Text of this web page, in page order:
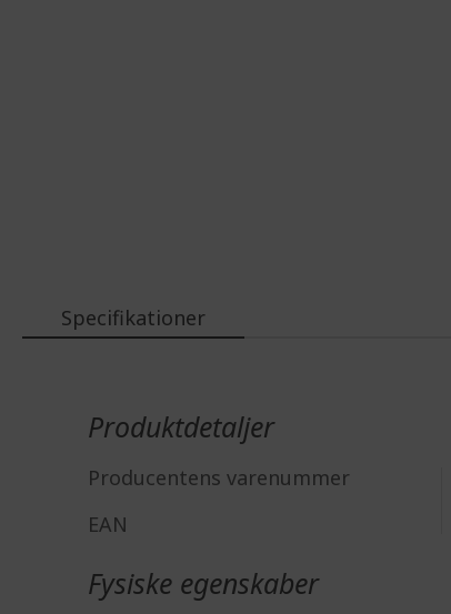
Specifikationer
Produktdetaljer
Producentens varenummer
EAN
Fysiske egenskaber